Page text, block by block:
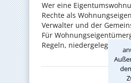
Wer eine
Rechte als
Verwalter und der
Für
Regeln, niedergelegt ...